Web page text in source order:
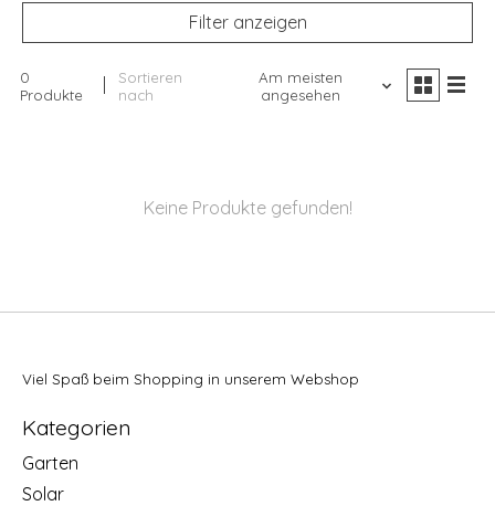
Filter anzeigen
0
Produkte
Sortieren
nach
Am meisten
angesehen
Keine Produkte gefunden!
Viel Spaß beim Shopping in unserem Webshop
Kategorien
Garten
Solar